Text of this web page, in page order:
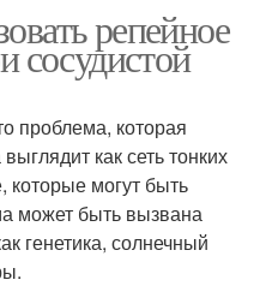
репейное
сосудистой
проблема, которая
как сеть тонких
которые могут быть
может быть вызвана
генетика, солнечный